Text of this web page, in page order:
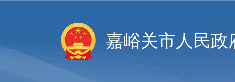
嘉峪关市人民政